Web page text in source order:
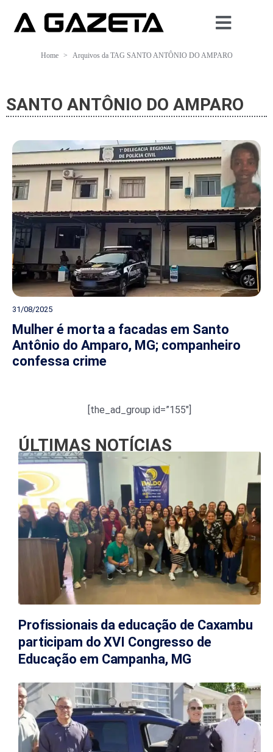
Home Arquivos da TAG SANTO ANTÔNIO DO AMPARO
SANTO ANTÔNIO DO AMPARO
31/08/2025
Mulher é morta a facadas em Santo
Antônio do Amparo, MG; companheiro
confessa crime
[the_ad_group id=”155″]
ÚLTIMAS NOTÍCIAS
Profissionais da educação de Caxambu
participam do XVI Congresso de
Educação em Campanha, MG